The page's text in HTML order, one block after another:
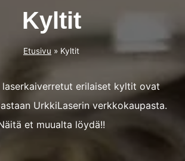
Kyltit
Etusivu » Kyltit
laserkaiverretut erilaiset kyltit ovat
UrkkiLaserin verkkokaupasta.
et muualta löydä!!